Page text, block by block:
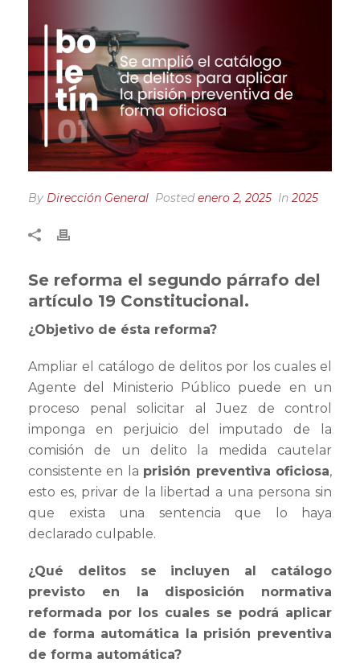
By Dirección General Postedenero 2, 2025 In 2025
Se reforma el segundo párrafo del
artículo 19 Constitucional.
¿Objetivo de ésta reforma?
Ampliar el catálogo de delitos por los cuales el
Agente del Ministerio Público puede en un
proceso penal solicitar al Juez de control
imponga en perjuicio del imputado de la
comisión de un delito la medida cautelar
consistente en la prisión preventiva oficiosa,
esto es, privar de la libertad a una persona sin
que exista una sentencia que lo haya
declarado culpable.
¿Qué delitos se incluyen al catálogo
previsto en la disposición normativa
reformada por los cuales se podrá aplicar
de forma automática la prisión preventiva
de forma automática?